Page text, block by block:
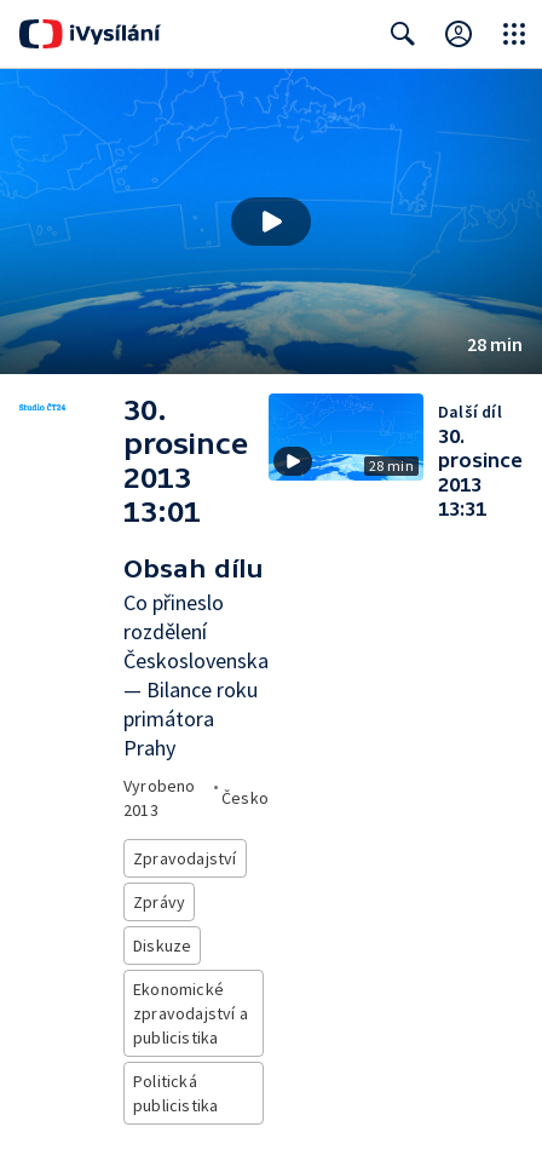
28 min
30.
prosince
2013
13:01
Obsah dílu
Co přineslo
rozdělení
Československa
— Bilance roku
primátora
Prahy
Vyrobeno
2013
•
Česko
Zpravodajství
Zprávy
Diskuze
Ekonomické
zpravodajství a
publicistika
Politická
publicistika
28 min
Další díl
30.
prosince
2013
13:31